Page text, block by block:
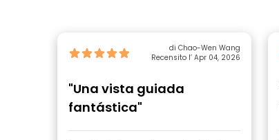
di Chao-Wen Wang
Recensito l’ Apr 04, 2026
"Una vista guiada
fantástica"